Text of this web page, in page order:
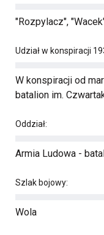
"Rozpylacz",
Udział w konspiracji
W konspiracji od
batalion im.
Oddział:
Armia Ludowa -
Szlak bojowy:
Wola